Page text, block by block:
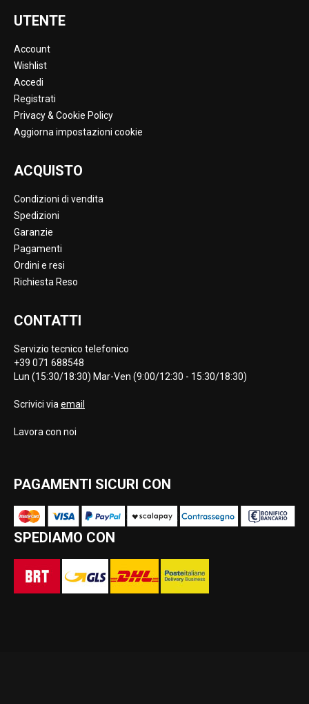
UTENTE
Account
Wishlist
Accedi
Registrati
Privacy & Cookie Policy
Aggiorna impostazioni cookie
ACQUISTO
Condizioni di vendita
Spedizioni
Garanzie
Pagamenti
Ordini e resi
Richiesta Reso
CONTATTI
Servizio tecnico telefonico
+39 071 688548
Lun (15:30/18:30) Mar-Ven (9:00/12:30 - 15:30/18:30)
Scrivici via email
Lavora con noi
PAGAMENTI SICURI CON
SPEDIAMO CON